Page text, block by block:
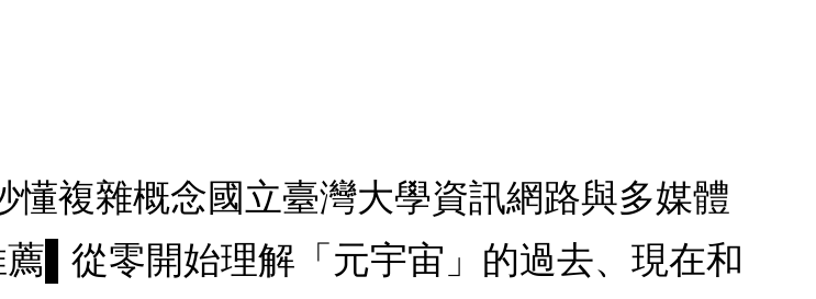
懂複雜概念國立臺灣大學資訊網路與多媒體
▌從零開始理解「元宇宙」的過去、現在和